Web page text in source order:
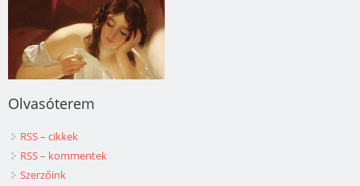
Olvasóterem
RSS – cikkek
RSS – kommentek
Szerzőink